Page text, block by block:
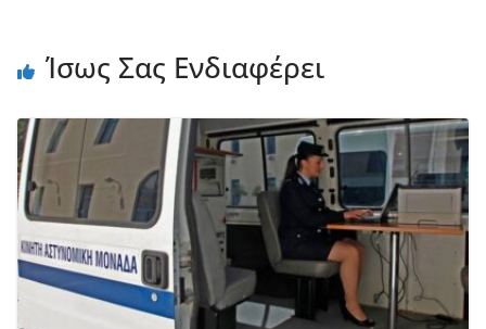
Ίσως Σας Ενδιαφέρει